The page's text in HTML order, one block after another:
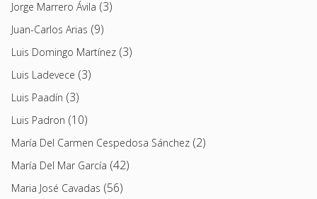
Jorge Marrero Ávila (3)
Juan-Carlos Arias (9)
Luis Domingo Martínez (3)
Luis Ladevece (3)
Luis Paadín (3)
Luis Padron (10)
María Del Carmen Cespedosa Sánchez (2)
María Del Mar García (42)
Maria José Cavadas (56)